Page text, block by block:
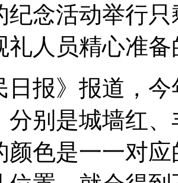
纪念活动举行
礼人员精心准
日报》报道，
分别是城墙红
颜色是一一对